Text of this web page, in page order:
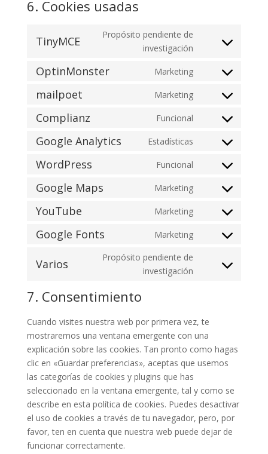
6. Cookies usadas
TinyMCE
Propósito pendiente de
investigación
Consent
service
OptinMonster Marketing
Consent
optinmonster
mailpoet Marketing
Consent
mailpoet
Complianz Funcional
Consent
complianz
Google Analytics Estadísticas
Consent
google-
WordPress Funcional
Consent
wordpress
Google Maps Marketing
Consent
google-
YouTube Marketing
Consent
Google Fonts Marketing
Consent
service
Varios
Propósito pendiente de
investigación
Consent
7. Consentimiento
Cuando visites nuestra web por primera vez, te
mostraremos una ventana emergente con una
explicación sobre las cookies. Tan pronto como hagas
clic en «Guardar preferencias», aceptas que usemos
las categorías de cookies y plugins que has
seleccionado en la ventana emergente, tal y como se
describe en esta política de cookies. Puedes desactivar
el uso de cookies a través de tu navegador, pero, por
favor, ten en cuenta que nuestra web puede dejar de
funcionar correctamente.